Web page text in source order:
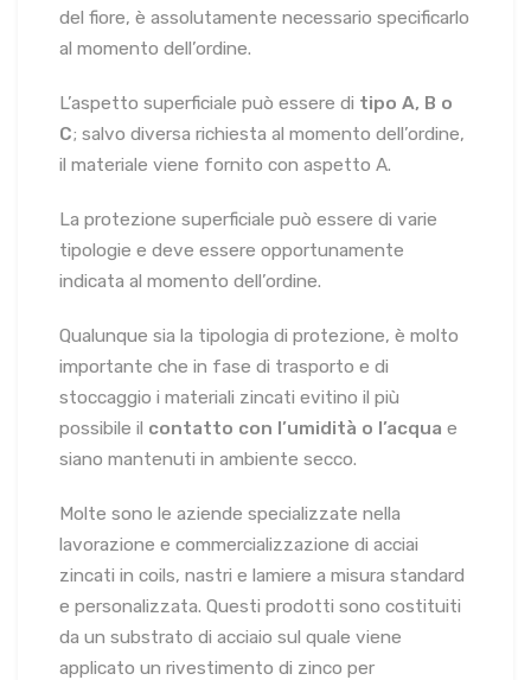
del fiore, è assolutamente necessario specificarlo
al momento dell’ordine.
L’aspetto superficiale può essere di tipo A, B o
C; salvo diversa richiesta al momento dell’ordine,
il materiale viene fornito con aspetto A.
La protezione superficiale può essere di varie
tipologie e deve essere opportunamente
indicata al momento dell’ordine.
Qualunque sia la tipologia di protezione, è molto
importante che in fase di trasporto e di
stoccaggio i materiali zincati evitino il più
possibile il contatto con l’umidità o l’acqua e
siano mantenuti in ambiente secco.
Molte sono le aziende specializzate nella
lavorazione e commercializzazione di acciai
zincati in coils, nastri e lamiere a misura standard
e personalizzata. Questi prodotti sono costituiti
da un substrato di acciaio sul quale viene
applicato un rivestimento di zinco per